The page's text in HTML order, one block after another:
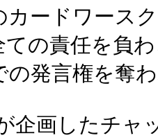
カードワース
ての責任を負
の発言権を奪
企画したチャ